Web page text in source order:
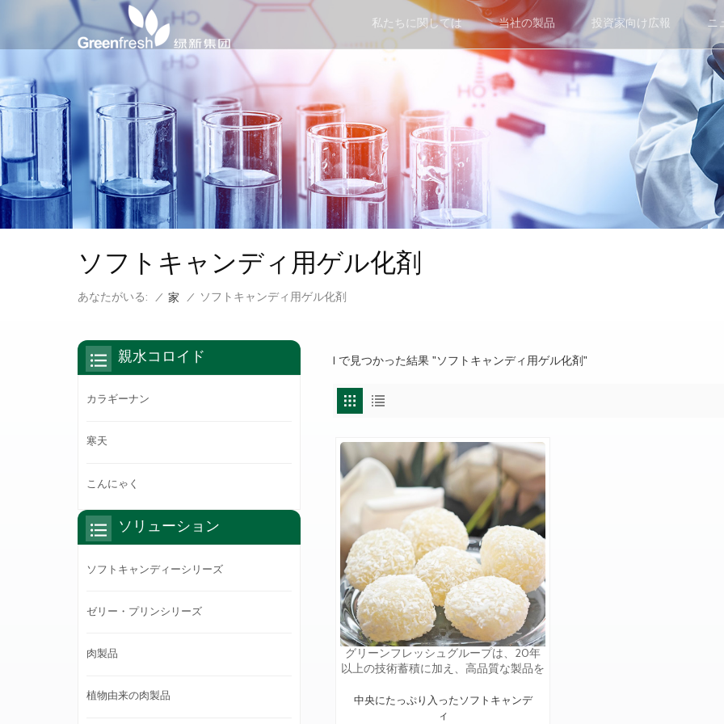
私たちに関しては 当社の製品 投資家向け広報 ニ
ソフトキャンディ用ゲル化剤
あなたがいる: / 家 / ソフトキャンディ用ゲル化剤
1 で見つかった結果 "ソフトキャンディ用ゲル化剤"
グリーンフレッシュグループは、20年
以上の技術蓄積に加え、高品質な製品を
品に至るまで、お客様へのオンサイト技
術サポートも行っています。 私たちは
中央にたっぷり入ったソフトキャンデ
ィ
親水コロイド
カラギーナン
寒天
こんにゃく
ソリューション
ソフトキャンディーシリーズ
ゼリー・プリンシリーズ
肉製品
植物由来の肉製品